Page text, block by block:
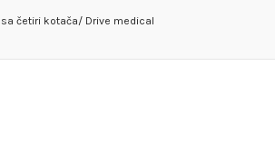
sa četiri kotača/ Drive medical